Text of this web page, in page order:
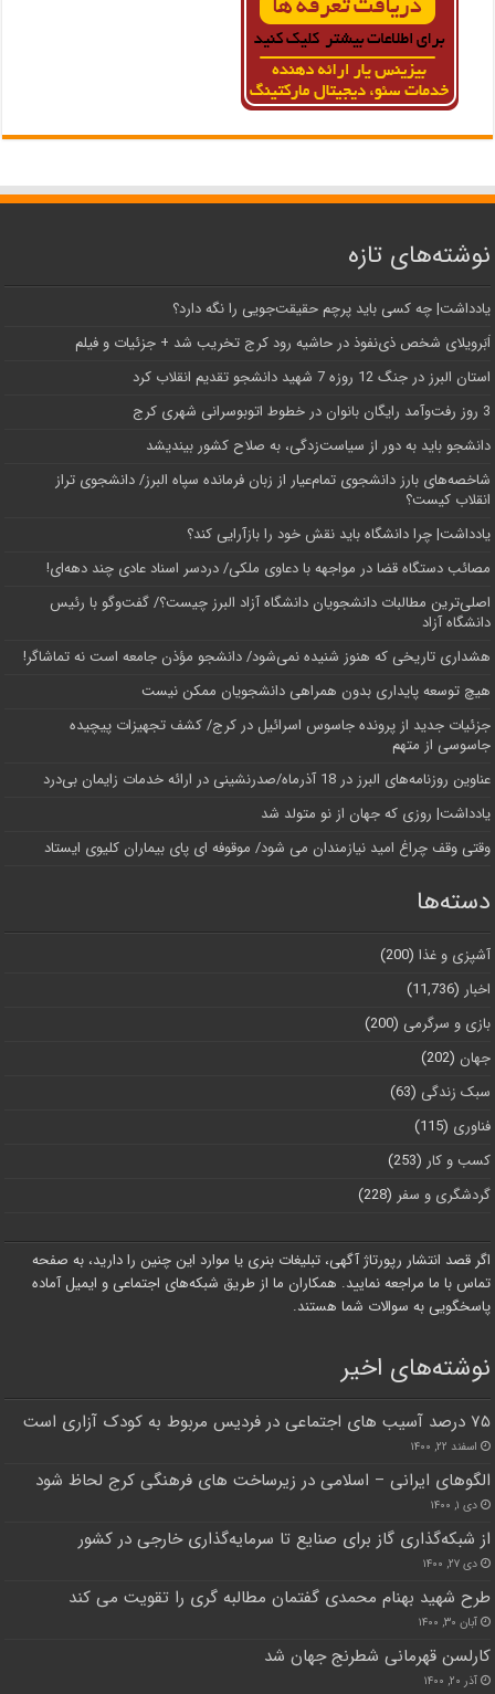
نوشته‌های تازه
یادداشت| ‌چه کسی باید پرچم حقیقت‌جویی را نگه دارد؟
اَبَر‌ویلای شخص ذی‌نفوذ در حاشیه‌ رود کرج تخریب شد + جزئیات و فیلم
استان البرز در جنگ 12 روزه 7 شهید دانشجو تقدیم انقلاب کرد
3 روز رفت‌وآمد رایگان بانوان در خطوط اتوبوسرانی شهری کرج
دانشجو باید به دور از سیاست‌زدگی، به صلاح کشور بیندیشد
شاخصه‌های بارز دانشجوی تمام‌عیار از زبان فرمانده سپاه البرز/ دانشجوی تراز
انقلاب کیست؟
یادداشت| چرا دانشگاه باید نقش خود را بازآرایی کند؟
مصائب دستگاه قضا در مواجهه با دعاوی ملکی/ دردسر اسناد عادی چند‌ دهه‌ای!
اصلی‌ترین مطالبات دانشجویان دانشگاه آزاد البرز چیست؟/ گفت‌وگو با رئیس
دانشگاه آز‌اد
هشداری تاریخی که هنوز شنیده نمی‌شود/ دانشجو مؤذن جامعه است نه تماشاگر!
هیچ توسعه پایداری بدون همراهی دانشجویان ممکن نیست
جزئیات جدید از پرونده جاسوس اسرائیل در کرج/‌ کشف تجهیزات پیچیده
جاسوسی از متهم
عناوین روزنامه‌های البرز در ‌18 آذرماه/صدرنشینی در ارائه خدمات زایمان بی‌درد
یادداشت| روزی که جهان از نو متولد شد
وقتی وقف چراغ امید نیازمندان می شود/ موقوفه ای پای بیماران کلیوی ایستاد
دسته‌ها
آشپزی و غذا (200)
اخبار (11,736)
بازی و سرگرمی (200)
جهان (202)
سبک زندگی (63)
فناوری (115)
کسب و کار (253)
گردشگری و سفر (228)
اگر قصد انتشار رپورتاژ آگهی، تبلیغات بنری یا موارد این چنین را دارید، به صفحه
تماس با ما مراجعه نمایید. همکاران ما از طریق شبکه‌های اجتماعی و ایمیل آماده
پاسخگویی به سوالات شما هستند.
نوشته‌های اخیر
۷۵ درصد آسیب های اجتماعی در فردیس مربوط به کودک آزاری است
اسفند ۲۲, ۱۴۰۰
الگوهای ایرانی – اسلامی در زیرساخت های فرهنگی کرج لحاظ شود
دی ۱, ۱۴۰۰
از شبکه‌گذاری گاز برای صنایع تا سرمایه‌گذاری خارجی در کشور
دی ۲۷, ۱۴۰۰
طرح شهید بهنام محمدی گفتمان مطالبه گری را تقویت می کند
آبان ۳۰, ۱۴۰۰
کارلسن قهرمانی شطرنج جهان شد
آذر ۲۰, ۱۴۰۰